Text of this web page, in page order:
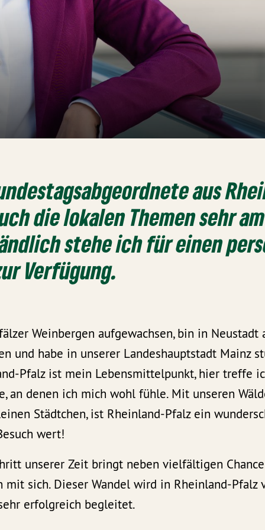
aus
die lokalen Themen sehr
stehe ich für einen
Verfügung.
Weinbergen aufgewachsen, bin in Neustadt
und habe in unserer Landeshauptstadt Mainz
Pfalz ist mein Lebensmittelpunkt, hier treffe
an denen ich mich wohl fühle. Mit unseren
Städtchen, ist Rheinland-Pfalz ein
wert!
unserer Zeit bringt neben vielfältigen
mit sich. Dieser Wandel wird in Rheinland-Pfalz
erfolgreich begleitet.